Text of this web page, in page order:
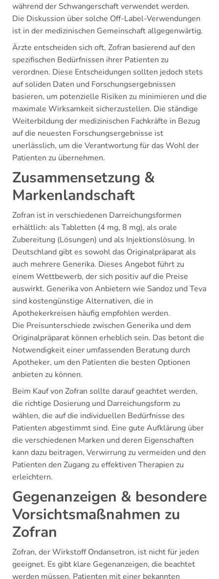
während der Schwangerschaft verwendet werden.
Die Diskussion über solche Off-Label-Verwendungen
ist in der medizinischen Gemeinschaft allgegenwärtig.
Ärzte entscheiden sich oft, Zofran basierend auf den
spezifischen Bedürfnissen ihrer Patienten zu
verordnen. Diese Entscheidungen sollten jedoch stets
auf soliden Daten und Forschungsergebnissen
basieren, um potenzielle Risiken zu minimieren und die
maximale Wirksamkeit sicherzustellen. Die ständige
Weiterbildung der medizinischen Fachkräfte in Bezug
auf die neuesten Forschungsergebnisse ist
unerlässlich, um die Verantwortung für das Wohl der
Patienten zu übernehmen.
Zusammensetzung &
Markenlandschaft
Zofran ist in verschiedenen Darreichungsformen
erhältlich: als Tabletten (4 mg, 8 mg), als orale
Zubereitung (Lösungen) und als Injektionslösung. In
Deutschland gibt es sowohl das Originalpräparat als
auch mehrere Generika. Dieses Angebot führt zu
einem Wettbewerb, der sich positiv auf die Preise
auswirkt. Generika von Anbietern wie Sandoz und Teva
sind kostengünstige Alternativen, die in
Apothekerkreisen häufig empfohlen werden.
Die Preisunterschiede zwischen Generika und dem
Originalpräparat können erheblich sein. Das betont die
Notwendigkeit einer umfassenden Beratung durch
Apotheker, um den Patienten die besten Optionen
anbieten zu können.
Beim Kauf von Zofran sollte darauf geachtet werden,
die richtige Dosierung und Darreichungsform zu
wählen, die auf die individuellen Bedürfnisse des
Patienten abgestimmt sind. Eine gute Aufklärung über
die verschiedenen Marken und deren Eigenschaften
kann dazu beitragen, Verwirrung zu vermeiden und den
Patienten den Zugang zu effektiven Therapien zu
erleichtern.
Gegenanzeigen & besondere
Vorsichtsmaßnahmen zu
Zofran
Zofran, der Wirkstoff Ondansetron, ist nicht für jeden
geeignet. Es gibt klare Gegenanzeigen, die beachtet
werden müssen. Patienten mit einer bekannten